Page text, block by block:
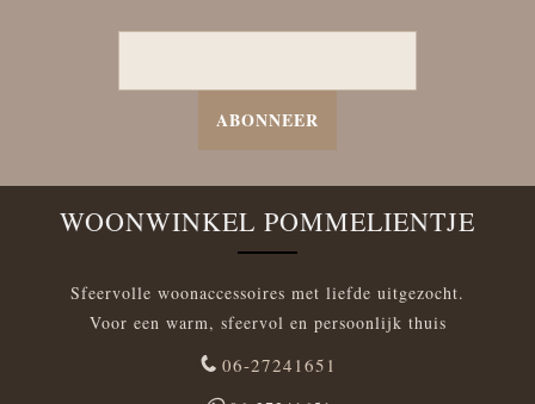
ABONNEER
WOONWINKEL POMMELIENTJE
Sfeervolle woonaccessoires met liefde uitgezocht.
Voor een warm, sfeervol en persoonlijk thuis
06-27241651